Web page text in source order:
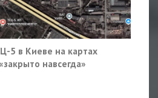
5 в Киеве на картах
навсегда»